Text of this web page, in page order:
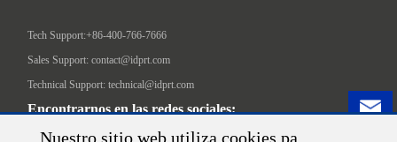
Nuestro sitio web utiliza cookies pa
Tech Support:+86-400-766-7666
Sales Support: contact@idprt.com
Technical Support: technical@idprt.com
Encontrarnos en las redes sociales: